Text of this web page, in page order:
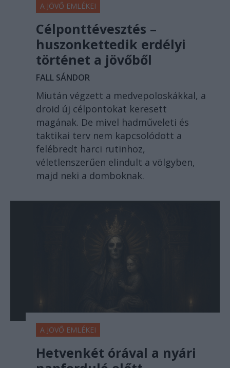
A JÖVŐ EMLÉKEI
Célponttévesztés –
huszonkettedik erdélyi
történet a jövőből
FALL SÁNDOR
Miután végzett a medvepoloskákkal, a
droid új célpontokat keresett
magának. De mivel hadműveleti és
taktikai terv nem kapcsolódott a
felébredt harci rutinhoz,
véletlenszerűen elindult a völgyben,
majd neki a domboknak.
A JÖVŐ EMLÉKEI
Hetvenkét órával a nyári